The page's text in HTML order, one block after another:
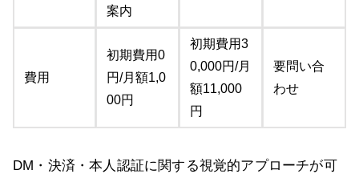
案内
費用
初期費用0
円/月額1,0
00円
初期費用3
0,000円/月
額11,000
円
要問い合
わせ
DM・決済・本人認証に関する視覚的アプローチが可